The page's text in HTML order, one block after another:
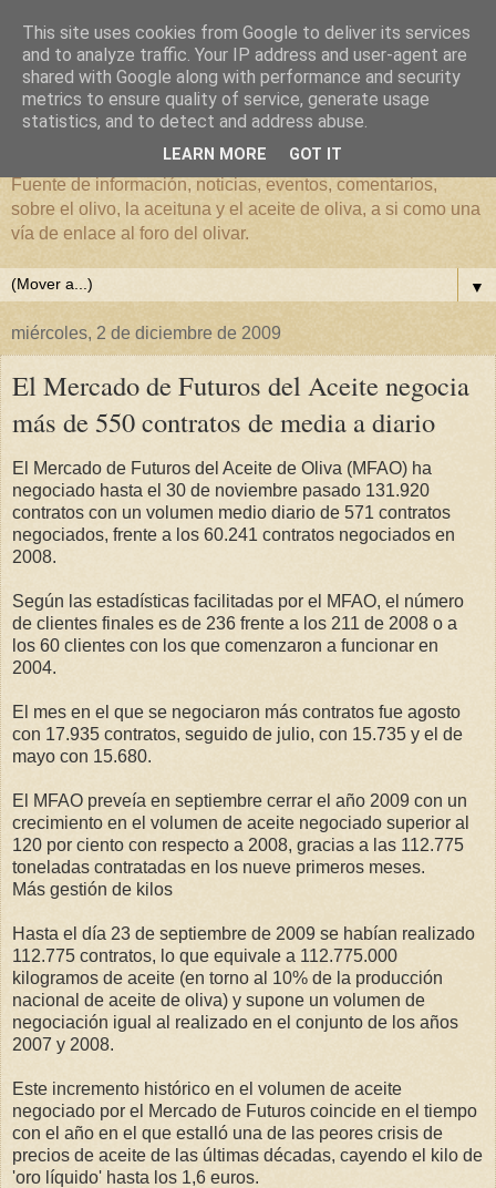
El mundo del Olivar
Fuente de información, noticias, eventos, comentarios,
sobre el olivo, la aceituna y el aceite de oliva, a si como una
vía de enlace al foro del olivar.
▼
miércoles, 2 de diciembre de 2009
El Mercado de Futuros del Aceite negocia
más de 550 contratos de media a diario
El Mercado de Futuros del Aceite de Oliva (MFAO) ha
negociado hasta el 30 de noviembre pasado 131.920
contratos con un volumen medio diario de 571 contratos
negociados, frente a los 60.241 contratos negociados en
2008.
Según las estadísticas facilitadas por el MFAO, el número
de clientes finales es de 236 frente a los 211 de 2008 o a
los 60 clientes con los que comenzaron a funcionar en
2004.
El mes en el que se negociaron más contratos fue agosto
con 17.935 contratos, seguido de julio, con 15.735 y el de
mayo con 15.680.
El MFAO preveía en septiembre cerrar el año 2009 con un
crecimiento en el volumen de aceite negociado superior al
120 por ciento con respecto a 2008, gracias a las 112.775
toneladas contratadas en los nueve primeros meses.
Más gestión de kilos
Hasta el día 23 de septiembre de 2009 se habían realizado
112.775 contratos, lo que equivale a 112.775.000
kilogramos de aceite (en torno al 10% de la producción
nacional de aceite de oliva) y supone un volumen de
negociación igual al realizado en el conjunto de los años
2007 y 2008.
Este incremento histórico en el volumen de aceite
negociado por el Mercado de Futuros coincide en el tiempo
con el año en el que estalló una de las peores crisis de
precios de aceite de las últimas décadas, cayendo el kilo de
'oro líquido' hasta los 1,6 euros.
This site uses cookies from Google to deliver its services
and to analyze traffic. Your IP address and user-agent are
shared with Google along with performance and security
metrics to ensure quality of service, generate usage
statistics, and to detect and address abuse.
LEARN MORE GOT IT